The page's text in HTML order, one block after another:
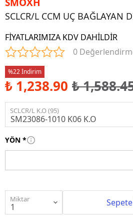
SCLCR/L CCM UÇ BAĞLAYAN
FİYATLARIMIZA KDV DAHİLDİR
0
%22 İndirim
₺ 1,238.90 ₺
SCLCR/L K.O (95)
YÖN *
Miktar